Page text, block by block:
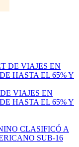
VIAJES EN
HASTA EL 65% Y